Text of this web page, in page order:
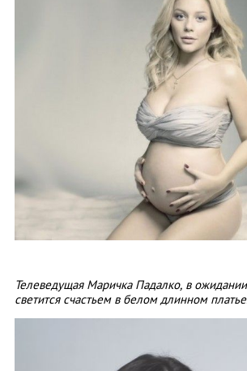
Телеведущая Маричка Падалко, в
светится счастьем в белом длинном